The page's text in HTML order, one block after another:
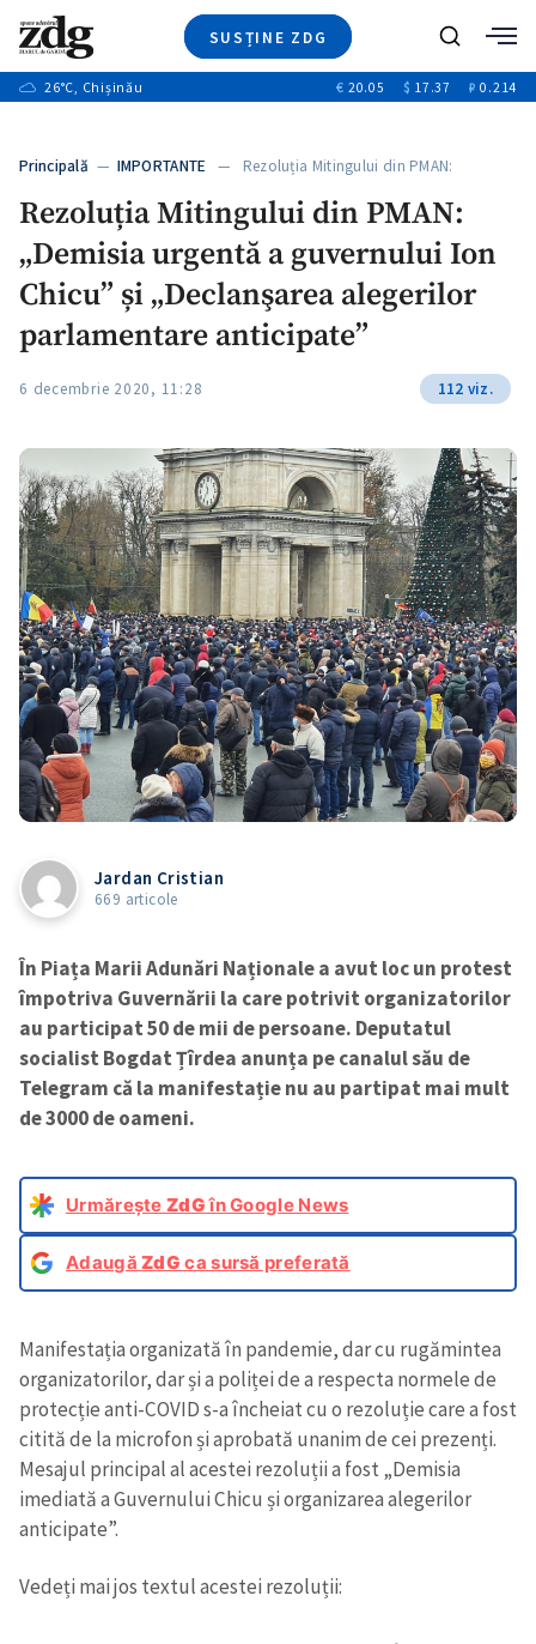
SUSȚINE ZDG
Ştiri
+8
Special
+1
+1
ZdGust
Caută
26°C, Chișinău € 20.05 $ 17.37 ₽ 0.214
Principală — IMPORTANTE — Rezoluția Mitingului din PMAN:
Rezoluția Mitingului din PMAN:
„Demisia urgentă a guvernului Ion
Chicu” și „Declanşarea alegerilor
parlamentare anticipate”
6 decembrie 2020, 11:28 112 viz.
Jardan Cristian
669 articole
În Piața Marii Adunări Naționale a avut loc un protest
împotriva Guvernării la care potrivit organizatorilor
au participat 50 de mii de persoane. Deputatul
socialist Bogdat Țîrdea anunța pe canalul său de
Telegram că la manifestație nu au partipat mai mult
de 3000 de oameni.
Urmărește ZdGîn Google News
AdaugăZdG ca sursă preferată
Manifestația organizată în pandemie, dar cu rugămintea
organizatorilor, dar și a poliței de a respecta normele de
protecție anti-COVID s-a încheiat cu o rezoluție care a fost
citită de la microfon și aprobată unanim de cei prezenți.
Mesajul principal al acestei rezoluții a fost „Demisia
imediată a Guvernului Chicu și organizarea alegerilor
anticipate”.
Vedeți mai jos textul acestei rezoluții: